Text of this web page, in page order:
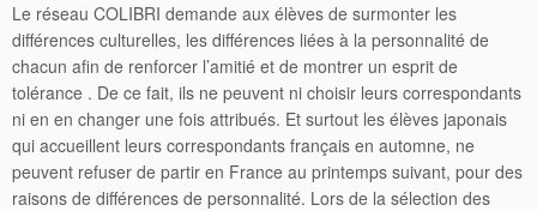
Le réseau COLIBRI demande aux élèves de surmonter les
différences culturelles, les différences liées à la personnalité de
chacun afin de renforcer l’amitié et de montrer un esprit de
tolérance . De ce fait, ils ne peuvent ni choisir leurs correspondants
ni en en changer une fois attribués. Et surtout les élèves japonais
qui accueillent leurs correspondants français en automne, ne
peuvent refuser de partir en France au printemps suivant, pour des
raisons de différences de personnalité. Lors de la sélection des